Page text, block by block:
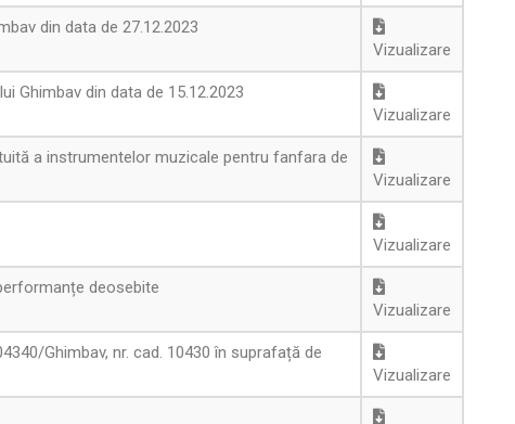
din data de 27.12.2023
Vizualizare
Ghimbav din data de 15.12.2023
Vizualizare
a instrumentelor muzicale pentru fanfara de
Vizualizare
Vizualizare
deosebite
Vizualizare
Ghimbav, nr. cad. 10430 în suprafață de
Vizualizare